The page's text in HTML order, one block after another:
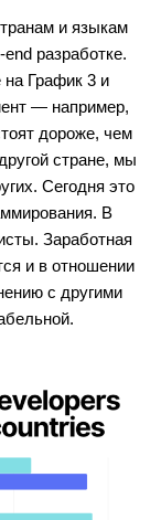
и языкам
разработке.
График 3 и
— например,
дороже, чем
стране, мы
Сегодня это
В
Заработная
и в отношении
с другими